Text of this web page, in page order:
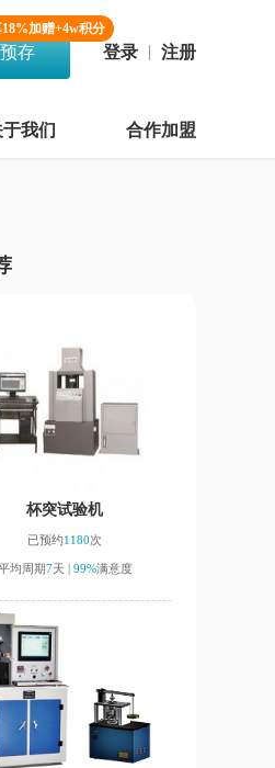
加赠+4w积分
预存 登录 注册
于我们 合作加盟
杯突试验机
已预约1180次
均周期7天 | 99%满意度